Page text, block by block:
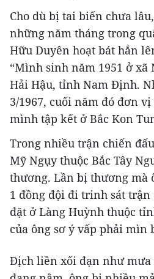
Cho dù bị tai biến chưa
những năm tháng trong
Hữu Duyên hoạt bát hẳn
“Mình sinh năm 1951 ở xã
Hải Hậu, tỉnh Nam Định.
3/1967, cuối năm đó đơn vị
mình tập kết ở Bắc Kon
Trong nhiều trận chiến
Mỹ Ngụy thuộc Bắc Tây
thương. Lần bị thương mà
1 đồng đội đi trinh sát trận
đặt ở Làng Huỳnh thuộc
của ông sơ ý vấp phải mìn
Địch liền xối đạn như mưa